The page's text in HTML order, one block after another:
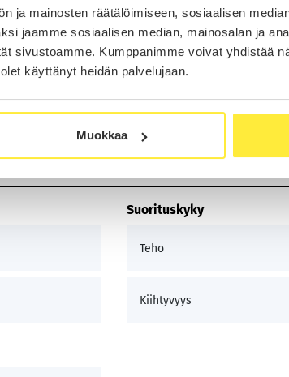
ja mainosten räätälöimiseen, sosiaalisen
jaamme sosiaalisen median, mainosalan ja
sivustoamme. Kumppanimme voivat yhdistää
käyttänyt heidän palvelujaan.
Muokkaa
Ambient Light (sisätilan
tunnelmavalaistus)
Suorituskyky
Teho
Kiihtyvyys